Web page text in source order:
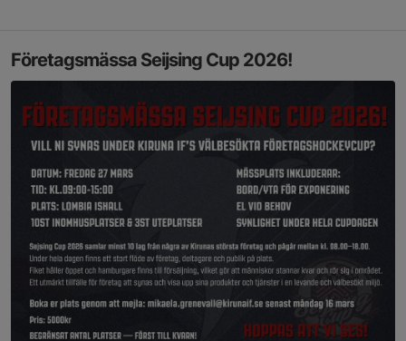
Företagsmässa Seijsing Cup 2026!